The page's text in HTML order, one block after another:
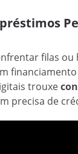
filas ou
financiamento
trouxe
precisa de